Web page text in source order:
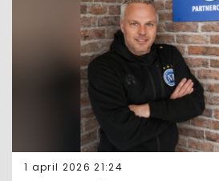
1 april 2026 21:24